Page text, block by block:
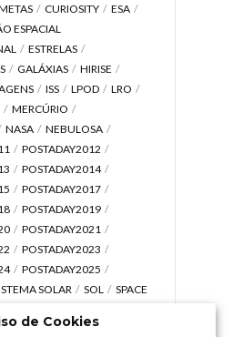
CURIOSITY
ESA
ESPACIAL
ESTRELAS
GALÁXIAS
HIRISE
ISS LPOD
LRO
MERCÚRIO
NASA
NEBULOSA
POSTADAY2012
POSTADAY2014
POSTADAY2017
POSTADAY2019
POSTADAY2021
POSTADAY2023
POSTADAY2025
SOLAR SOL
SPACE
de Cookies